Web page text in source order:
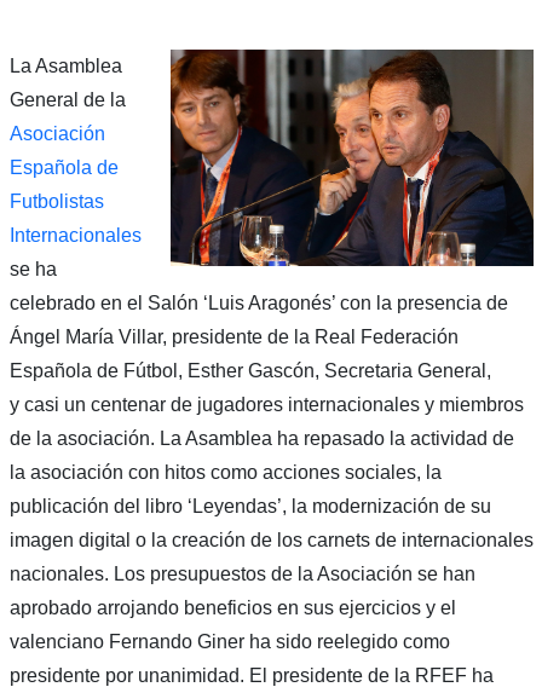
La Asamblea
General de la
Asociación
Española de
Futbolistas
Internacionales
se ha
celebrado en el Salón ‘Luis Aragonés’ con la presencia de
Ángel María Villar, presidente de la Real Federación
Española de Fútbol, Esther Gascón, Secretaria General,
y casi un centenar de jugadores internacionales y miembros
de la asociación. La Asamblea ha repasado la actividad de
la asociación con hitos como acciones sociales, la
publicación del libro ‘Leyendas’, la modernización de su
imagen digital o la creación de los carnets de internacionales
nacionales. Los presupuestos de la Asociación se han
aprobado arrojando beneficios en sus ejercicios y el
valenciano Fernando Giner ha sido reelegido como
presidente por unanimidad. El presidente de la RFEF ha